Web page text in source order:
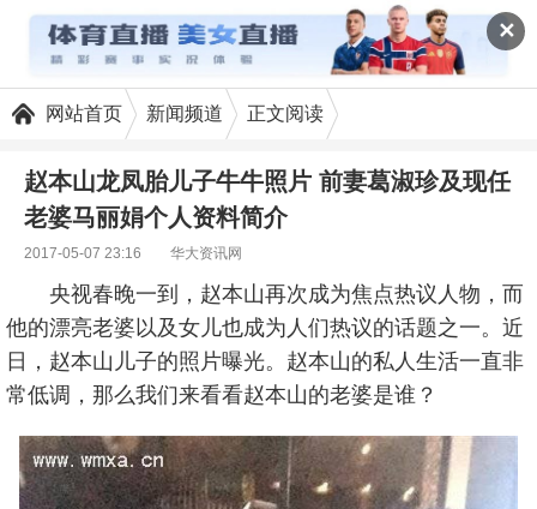
✕
网站首页 新闻频道 正文阅读
赵本山龙凤胎儿子牛牛照片 前妻葛淑珍及现任
老婆马丽娟个人资料简介
2017-05-07 23:16 华大资讯网
央视春晚一到，赵本山再次成为焦点热议人物，而
他的漂亮老婆以及女儿也成为人们热议的话题之一。近
日，赵本山儿子的照片曝光。赵本山的私人生活一直非
常低调，那么我们来看看赵本山的老婆是谁？